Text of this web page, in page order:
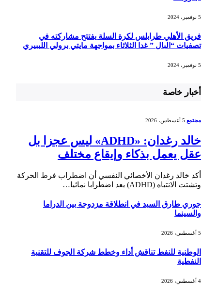
فريق الأهلي طرابلس لكرة السلة يفتتح مشاركته في
تصفيات “البال ” غدا الثلاثاء بمواجهة مايتي برولي الليبيري
أخبار خاصة
مجتمع 5 أغسطس، 2026
خالد رغدان: «ADHD» ليس عجزا بل
عقل يعمل بذكاء وإيقاع مختلف
أكد خالد رغدان الأخصائي النفسي أن اضطراب فرط الحركة
وتشتت الانتباه (ADHD) يعد اضطرابا نمائيا…
جوري طارق السيد في انطلاقة مزدوجة بين الدراما
والسينما
الوطنية للنفط تناقش أداء وخطط شركة الجوف للتقنية
النفطية